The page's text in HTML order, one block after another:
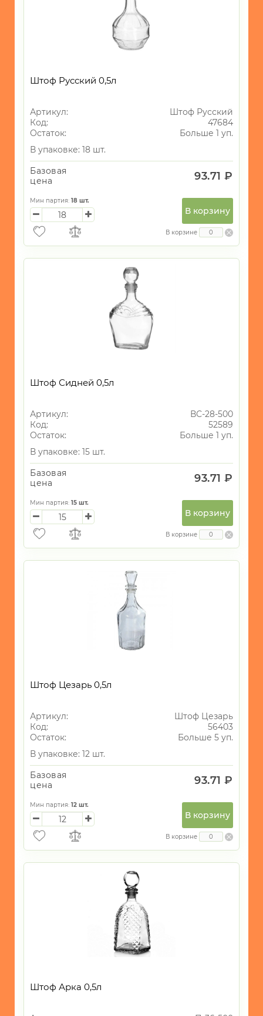
Штоф Русский 0,5л
Артикул:
Штоф Русский
Код:
47684
Остаток:
Больше 1 уп.
В упаковке: 18 шт.
Базовая
цена
93.71 ₽
Мин партия: 18 шт.
В корзину
В корзине
Штоф Сидней 0,5л
Артикул:
ВС-28-500
Код:
52589
Остаток:
Больше 1 уп.
В упаковке: 15 шт.
Базовая
цена
93.71 ₽
Мин партия: 15 шт.
В корзину
В корзине
Штоф Цезарь 0,5л
Артикул:
Штоф Цезарь
Код:
56403
Остаток:
Больше 5 уп.
В упаковке: 12 шт.
Базовая
цена
93.71 ₽
Мин партия: 12 шт.
В корзину
В корзине
Штоф Арка 0,5л